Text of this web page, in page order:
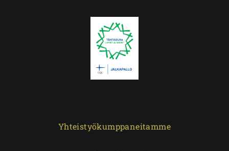
Yhteistyökumppaneitamme